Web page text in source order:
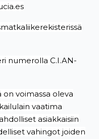
numerolla C.I.AN-
on voimassa oleva
vaatima
asiakkaisiin
vahingot joiden